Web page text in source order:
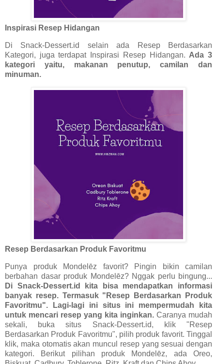
Inspirasi Resep Hidangan
Di Snack-Dessert.id selain ada Resep Berdasarkan
Kategori, juga terdapat Inspirasi Resep Hidangan. Ada 3
kategori yaitu, makanan penutup, camilan dan
minuman.
Resep Berdasarkan Produk Favoritmu
Punya produk Mondelēz favorit? Pingin bikin camilan
berbahan dasar produk Mondelēz? Nggak perlu bingung...
Di Snack-Dessert.id kita bisa mendapatkan informasi
banyak resep. Termasuk "Resep Berdasarkan Produk
Favoritmu". Lagi-lagi ini situs ini mempermudah kita
untuk mencari resep yang kita inginkan. Caranya mudah
sekali, buka situs Snack-Dessert.id, klik "Resep
Berdasarkan Produk Favoritmu", pilih produk favorit. Tinggal
klik, maka otomatis akan muncul resep yang sesuai dengan
kategori. Berikut pilihan produk Mondelēz, ada Oreo,